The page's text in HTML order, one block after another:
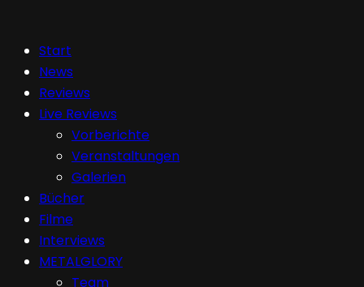
Start
News
Reviews
Live Reviews
Vorberichte
Veranstaltungen
Galerien
Bücher
Filme
Interviews
METALGLORY
Team